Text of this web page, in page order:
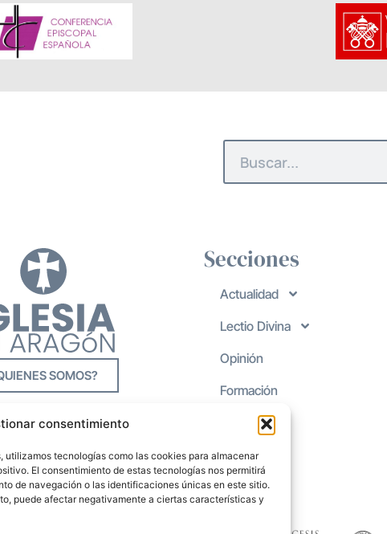
consentimiento
utilizamos tecnologías como las cookies para almacenar
El consentimiento de estas tecnologías nos permitirá
de navegación o las identificaciones únicas en este sitio.
puede afectar negativamente a ciertas características y
SOMOS?
Secciones
Actualidad
Lectio Divina
Opinión
Formación